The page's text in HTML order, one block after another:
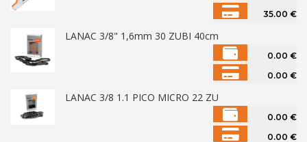
35.00 €
LANAC 3/8" 1,6mm 30 ZUBI 40cm
0.00 €
0.00 €
LANAC 3/8 1.1 PICO MICRO 22 ZU
0.00 €
0.00 €